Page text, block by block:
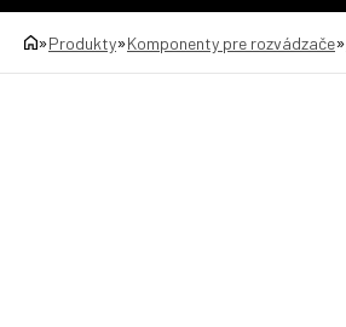
»Produkty»Komponenty pre rozvádzače»